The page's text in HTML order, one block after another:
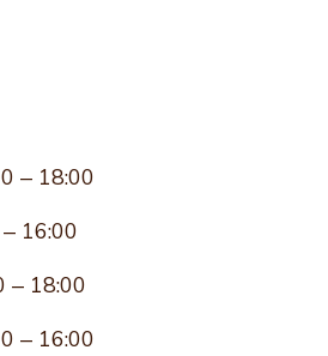
– 18:00
16:00
– 18:00
– 16:00